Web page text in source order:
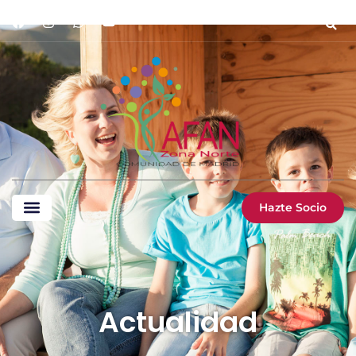
Hazte Socio
Actualidad